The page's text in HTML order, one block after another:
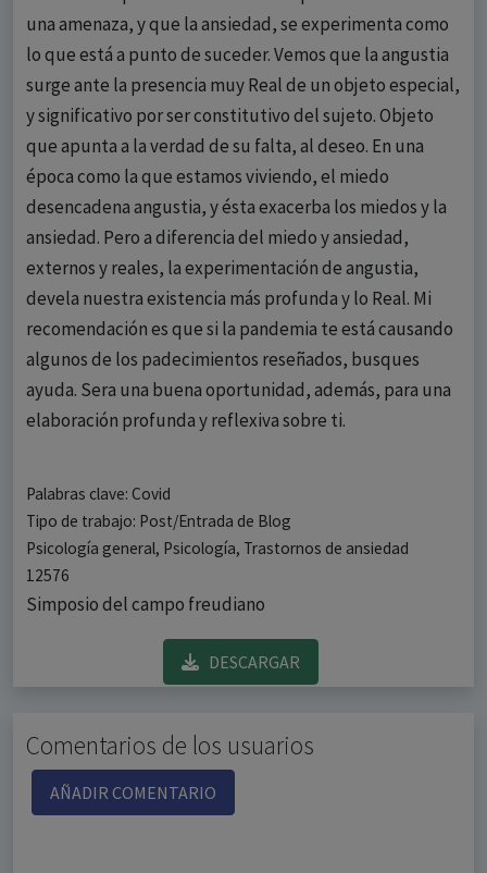
una amenaza, y que la ansiedad, se experimenta como
lo que está a punto de suceder. Vemos que la angustia
surge ante la presencia muy Real de un objeto especial,
y significativo por ser constitutivo del sujeto. Objeto
que apunta a la verdad de su falta, al deseo. En una
época como la que estamos viviendo, el miedo
desencadena angustia, y ésta exacerba los miedos y la
ansiedad. Pero a diferencia del miedo y ansiedad,
externos y reales, la experimentación de angustia,
devela nuestra existencia más profunda y lo Real. Mi
recomendación es que si la pandemia te está causando
algunos de los padecimientos reseñados, busques
ayuda. Sera una buena oportunidad, además, para una
elaboración profunda y reflexiva sobre ti.
Palabras clave: Covid
Tipo de trabajo: Post/Entrada de Blog
Psicología general, Psicología, Trastornos de ansiedad
12576
Simposio del campo freudiano
DESCARGAR
Comentarios de los usuarios
AÑADIR COMENTARIO